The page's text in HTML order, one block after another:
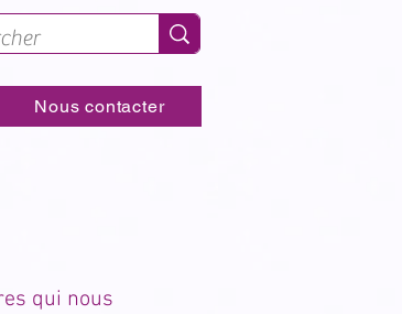
Nous contacter
qui nous